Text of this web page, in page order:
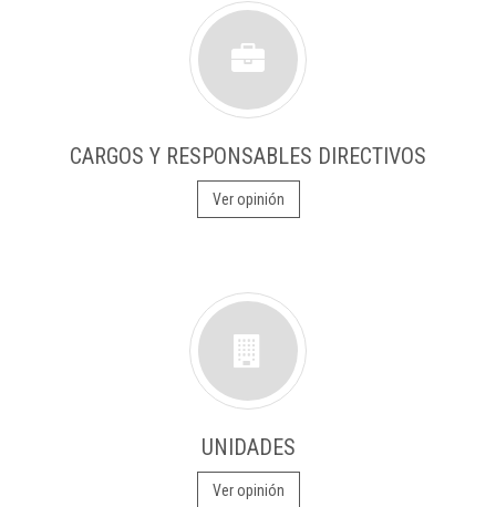
CARGOS Y RESPONSABLES DIRECTIVOS
Ver opinión
UNIDADES
Ver opinión